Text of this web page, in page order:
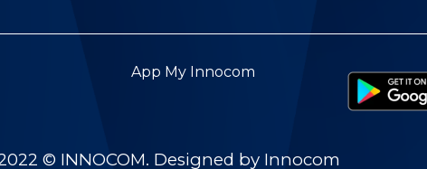
App My Innocom
© INNOCOM. Designed by Innocom